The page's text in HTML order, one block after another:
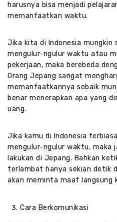
harusnya bisa menjadi
memanfaatkan waktu.
Jika kita di Indonesia mungkin
mengulur-ngulur waktu atau
pekerjaan, maka berebeda
Orang Jepang sangat
memanfaatkannya sebaik
benar menerapkan apa yang
uang.
Jika kamu di Indonesia
mengulur-ngulur waktu, maka
lakukan di Jepang. Bahkan
terlambat hanya sekian detik
akan meminta maaf langsung
Cara Berkomunikasi